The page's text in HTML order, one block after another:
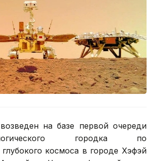
на базе первой очереди
городка по
космоса в городе Хэфэй